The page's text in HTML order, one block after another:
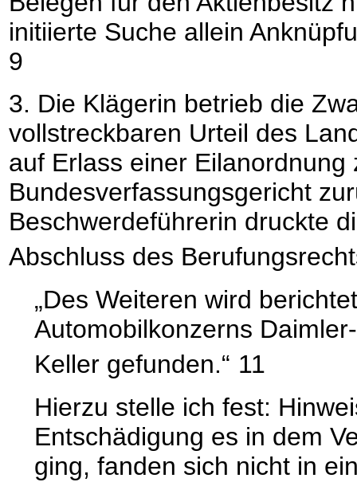
initiierte Suche allein
9
3. Die Klägerin betrieb die
vollstreckbaren Urteil des
auf Erlass einer
Bundesverfassungsgericht
Beschwerdeführerin druckte
Abschluss des
„Des Weiteren wird
Automobilkonzerns
Keller gefunden.“ 11
Hierzu stelle ich fest:
Entschädigung es in dem
ging, fanden sich nicht in